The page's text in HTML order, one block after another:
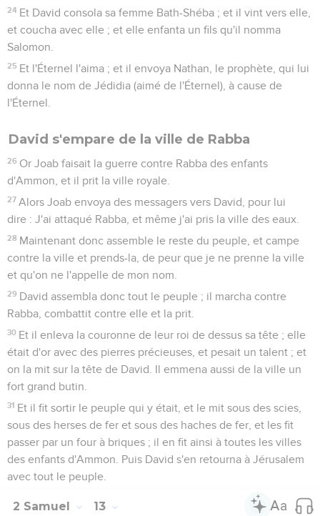
24 Et David consola sa femme Bath-Shéba ; et il vint vers elle,
et coucha avec elle ; et elle enfanta un fils qu'il nomma
Salomon.
25 Et l'Éternel l'aima ; et il envoya Nathan, le prophète, qui lui
donna le nom de Jédidia (aimé de l'Éternel), à cause de
l'Éternel.
David s'empare de la ville de Rabba
26 Or Joab faisait la guerre contre Rabba des enfants
d'Ammon, et il prit la ville royale.
27 Alors Joab envoya des messagers vers David, pour lui
dire : J'ai attaqué Rabba, et même j'ai pris la ville des eaux.
28 Maintenant donc assemble le reste du peuple, et campe
contre la ville et prends-la, de peur que je ne prenne la ville
et qu'on ne l'appelle de mon nom.
29 David assembla donc tout le peuple ; il marcha contre
Rabba, combattit contre elle et la prit.
30 Et il enleva la couronne de leur roi de dessus sa tête ; elle
était d'or avec des pierres précieuses, et pesait un talent ; et
on la mit sur la tête de David. Il emmena aussi de la ville un
fort grand butin.
31 Et il fit sortir le peuple qui y était, et le mit sous des scies,
sous des herses de fer et sous des haches de fer, et les fit
passer par un four à briques ; il en fit ainsi à toutes les villes
des enfants d'Ammon. Puis David s'en retourna à Jérusalem
avec tout le peuple.
2 Samuel 13